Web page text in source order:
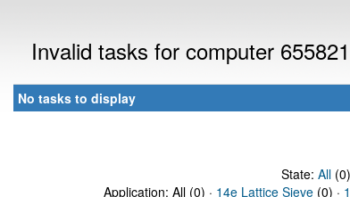
Invalid tasks for computer
No tasks to display
State: All(0)
Application: All (0) · 14e Lattice Sieve (0) ·